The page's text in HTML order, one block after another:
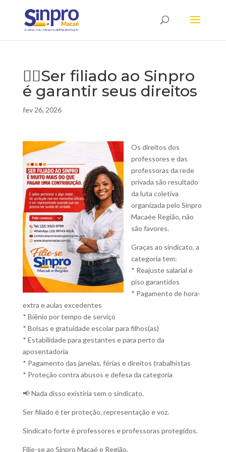
✊🏽Ser filiado ao Sinpro
é garantir seus direitos
fev 26, 2026
Os direitos dos
professores e das
professoras da rede
privada são resultado
da luta coletiva
organizada pelo Sinpro
Macaée Região, não
são favores.
Graças ao sindicato, a
categoria tem:
* Reajuste salarial e
piso garantidos
* Pagamento de hora-
extra e aulas excedentes
* Biênio por tempo de serviço
* Bolsas e gratuidade escolar para filhos(as)
* Estabilidade para gestantes e para perto da
aposentadoria
* Pagamento das janelas, férias e direitos trabalhistas
* Proteção contra abusos e defesa da categoria
📢 Nada disso existiria sem o sindicato.
Ser filiado é ter proteção, representação e voz.
Sindicato forte é professores e professoras protegidos.
Filie-se ao Sinpro Macaé e Região.